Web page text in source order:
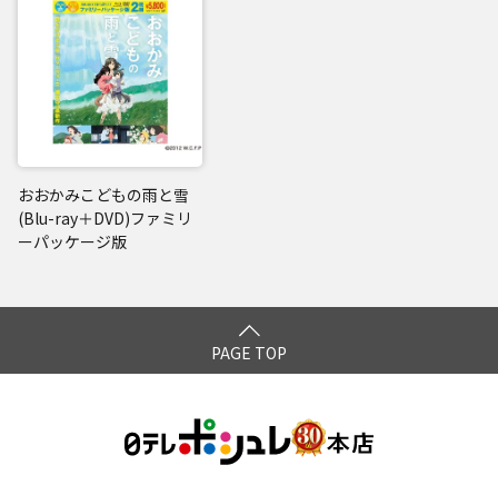
おおかみこどもの雨と雪
(Blu-ray＋DVD)ファミリ
ーパッケージ版
PAGE TOP